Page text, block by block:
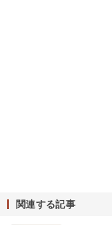
関連する記事